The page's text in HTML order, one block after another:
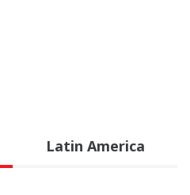
Latin America